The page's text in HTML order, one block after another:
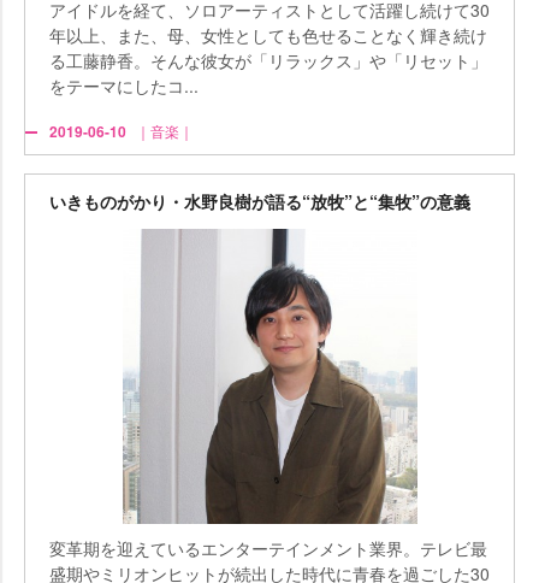
アイドルを経て、ソロアーティストとして活躍し続けて30
年以上、また、母、女性としても色せることなく輝き続け
る工藤静香。そんな彼女が「リラックス」や「リセット」
をテーマにしたコ...
2019-06-10 ｜音楽｜
いきものがかり・水野良樹が語る“放牧”と“集牧”の意義
変革期を迎えているエンターテインメント業界。テレビ最
盛期やミリオンヒットが続出した時代に青春を過ごした30